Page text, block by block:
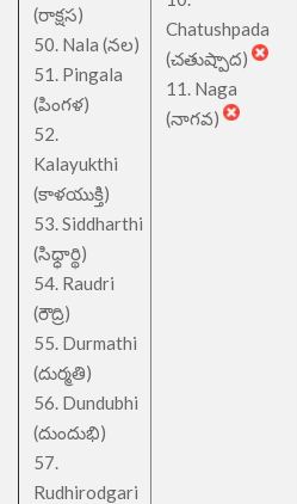
(రాక్షస)
50. Nala (నల)
51. Pingala
(పింగళ)
52.
Kalayukthi
(కాళయుక్తి)
53. Siddharthi
(సిధ్ధార్థి)
54. Raudri
(రౌద్రి)
55. Durmathi
(దుర్మతి)
56. Dundubhi
(దుందుభి)
57.
Rudhirodgari
Chatushpada
(చతుష్పాద)
11. Naga
(నాగవ)